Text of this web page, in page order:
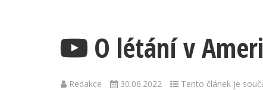
O létání v
Redakce 30.06.2022 Tento článek je